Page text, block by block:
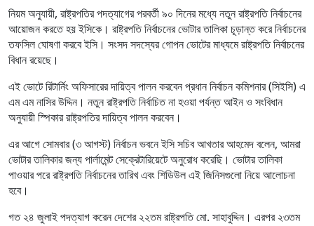
নিয়ম অনুযায়ী, রাষ্ট্রপতির পদত্যাগের পরবর্তী ৯০ দিনের মধ্যে নতুন রাষ্ট্রপতি নির্বাচনের
আয়োজন করতে হয় ইসিকে। রাষ্ট্রপতি নির্বাচনের ভোটার তালিকা চূড়ান্ত করে নির্বাচনের
তফসিল ঘোষণা করবে ইসি। সংসদ সদস্যের গোপন ভোটের মাধ্যমে রাষ্ট্রপতি নির্বাচনের
বিধান রয়েছে।
এই ভোটে রিটার্নিং অফিসারের দায়িত্ব পালন করবেন প্রধান নির্বাচন কমিশনার (সিইসি) এ
এম এম নাসির উদ্দিন। নতুন রাষ্ট্রপতি নির্বাচিত না হওয়া পর্যন্ত আইন ও সংবিধান
অনুযায়ী স্পিকার রাষ্ট্রপতির দায়িত্ব পালন করবেন।
এর আগে সোমবার (৩ আগস্ট) নির্বাচন ভবনে ইসি সচিব আখতার আহমেদ বলেন, আমরা
ভোটার তালিকার জন্য পার্লামেন্ট সেক্রেটারিয়েটে অনুরোধ করেছি। ভোটার তালিকা
পাওয়ার পরে রাষ্ট্রপতি নির্বাচনের তারিখ এবং শিডিউল এই জিনিসগুলো নিয়ে আলোচনা
হবে।
গত ২৪ জুলাই পদত্যাগ করেন দেশের ২২তম রাষ্ট্রপতি মো. সাহাবুদ্দিন। এরপর ২৩তম